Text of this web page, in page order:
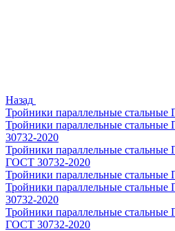
Назад
Тройники параллельные
Тройники параллельные
30732-2020
Тройники параллельные
ГОСТ 30732-2020
Тройники параллельные
Тройники параллельные
30732-2020
Тройники параллельные
ГОСТ 30732-2020